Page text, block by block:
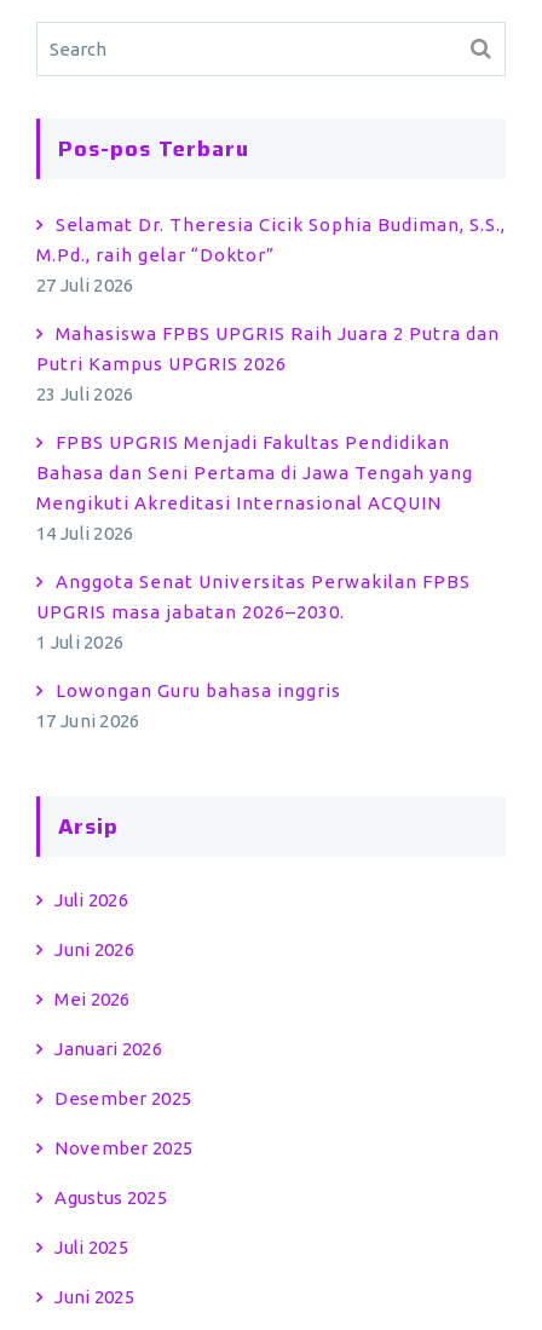
Pos-pos Terbaru
Selamat Dr. Theresia Cicik Sophia Budiman, S.S.,
M.Pd., raih gelar “Doktor”
27 Juli 2026
Mahasiswa FPBS UPGRIS Raih Juara 2 Putra dan
Putri Kampus UPGRIS 2026
23 Juli 2026
FPBS UPGRIS Menjadi Fakultas Pendidikan
Bahasa dan Seni Pertama di Jawa Tengah yang
Mengikuti Akreditasi Internasional ACQUIN
14 Juli 2026
Anggota Senat Universitas Perwakilan FPBS
UPGRIS masa jabatan 2026–2030.
1 Juli 2026
Lowongan Guru bahasa inggris
17 Juni 2026
Arsip
Juli 2026
Juni 2026
Mei 2026
Januari 2026
Desember 2025
November 2025
Agustus 2025
Juli 2025
Juni 2025